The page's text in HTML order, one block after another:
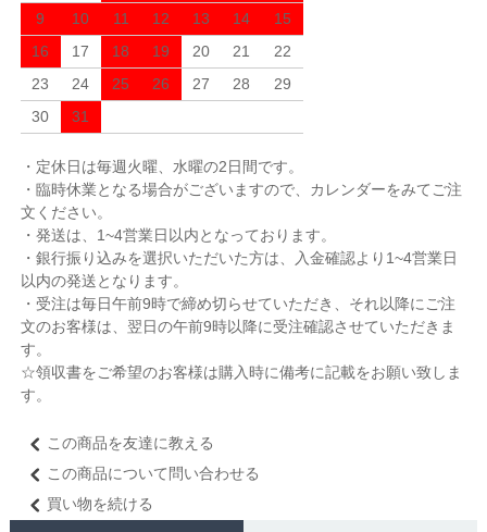
9
10 11 12 13 14
15
16
17 18 19 20 21
22
23
24 25 26 27 28
29
30
31
・定休日は毎週火曜、水曜の2日間です。
・臨時休業となる場合がございますので、カレンダーをみてご注
文ください。
・発送は、1~4営業日以内となっております。
・銀行振り込みを選択いただいた方は、入金確認より1~4営業日
以内の発送となります。
・受注は毎日午前9時で締め切らせていただき、それ以降にご注
文のお客様は、翌日の午前9時以降に受注確認させていただきま
す。
☆領収書をご希望のお客様は購入時に備考に記載をお願い致しま
す。
この商品を友達に教える
この商品について問い合わせる
買い物を続ける